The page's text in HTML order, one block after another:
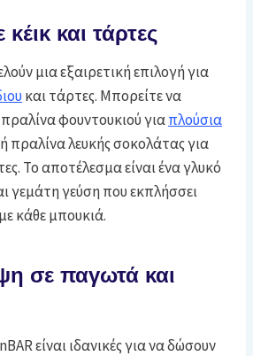
και τάρτες
μια εξαιρετική επιλογή για
και τάρτες. Μπορείτε να
φουντουκιού γιαπλούσια
ή πραλίνα λευκής σοκολάτας για
Το αποτέλεσμα είναι ένα γλυκό
γεμάτη γεύση που εκπλήσσει
κάθε μπουκιά.
σε παγωτά και
είναι ιδανικές για να δώσουν